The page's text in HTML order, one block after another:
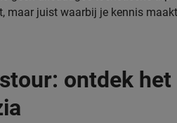
maar juist waarbij je kennis
ontdek het